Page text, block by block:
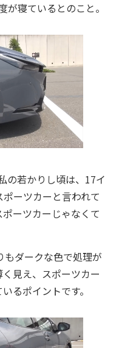
が寝ているとのこと。
の若かりし頃は、17イ
ーツカーと言われて
ーツカーじゃなくて
ダークな色で処理が
見え、スポーツカー
るポイントです。